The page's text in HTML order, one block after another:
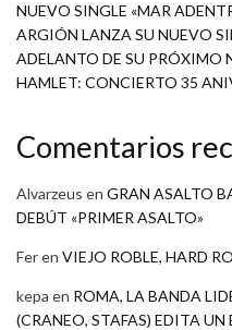
NUEVO SINGLE «MAR
ARGIÓN LANZA SU NUEVO
ADELANTO DE SU PRÓXIMO
HAMLET: CONCIERTO 35
Comentarios
Alvarzeus en GRAN ASALTO
DEBÚT «PRIMER ASALTO»
Feren VIEJO ROBLE, HARD
kepa en ROMA, LA BANDA
(CRANEO, STAFAS) EDITA UN